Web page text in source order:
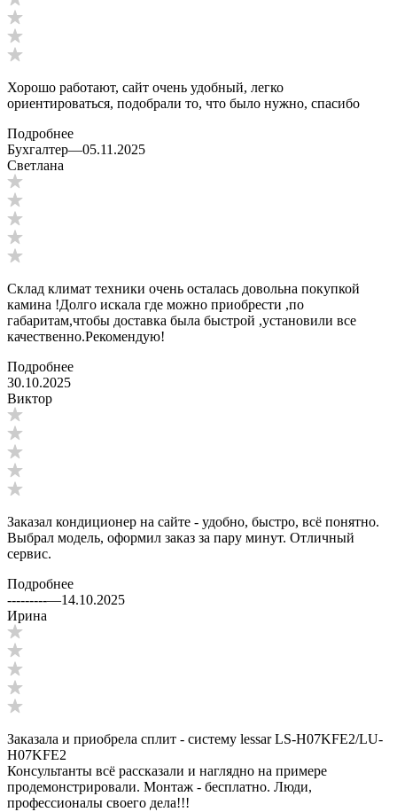
Хорошо работают, сайт очень удобный, легко
ориентироваться, подобрали то, что было нужно, спасибо
Подробнее
Бухгалтер—05.11.2025
Светлана
Склад климат техники очень осталась довольна покупкой
камина !Долго искала где можно приобрести ,по
габаритам,чтобы доставка была быстрой ,установили все
качественно.Рекомендую!
Подробнее
30.10.2025
Виктор
Заказал кондиционер на сайте - удобно, быстро, всё понятно.
Выбрал модель, оформил заказ за пару минут. Отличный
сервис.
Подробнее
---------—14.10.2025
Ирина
Заказала и приобрела сплит - систему lessar LS-H07KFE2/LU-
H07KFE2
Консультанты всё рассказали и наглядно на примере
продемонстрировали. Монтаж - бесплатно. Люди,
профессионалы своего дела!!!